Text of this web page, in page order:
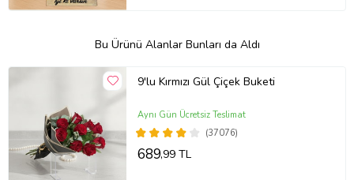
Bu Ürünü Alanlar Bunları da Aldı
9'lu Kırmızı Gül Çiçek Buketi
(37076)
Aynı Gün Ücretsiz Teslimat
689,99 TL